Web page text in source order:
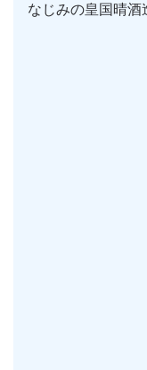
なじみの皇国晴酒